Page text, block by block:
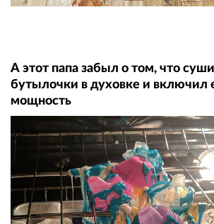
А этот папа забыл о том, что
бутылочки в духовке и включил
мощность